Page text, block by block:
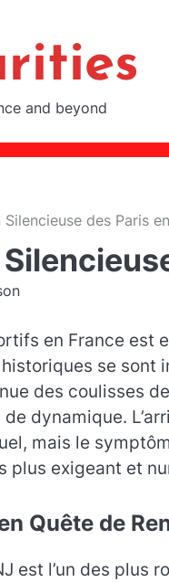
and beyond
des Paris
en France est
se sont
des coulisses
dynamique.
mais le
plus exigeant et
Quête de
est l’un des plus